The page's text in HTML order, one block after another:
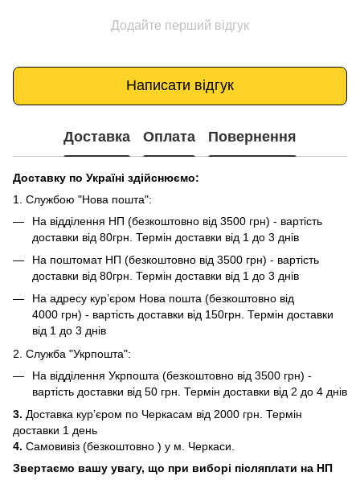
Додайте перший відгук
Написати відгук
Доставка Оплата Повернення
Доставку по Україні здійснюємо:
1. Службою "Нова пошта":
На відділення НП (безкоштовно від 3500 грн) - вартість
доставки від 80грн. Термін доставки від 1 до 3 днів
На поштомат НП (безкоштовно від 3500 грн) - вартість
доставки від 80грн. Термін доставки від 1 до 3 днів
На адресу кур’єром Нова пошта (безкоштовно від
4000 грн) - вартість доставки від 150грн. Термін доставки
від 1 до 3 днів
2. Служба "Укрпошта":
На відділення Укрпошта (безкоштовно від 3500 грн) -
вартість доставки від 50 грн. Термін доставки від 2 до 4 днів
3. Доставка кур’єром по Черкасам від 2000 грн. Термін
доставки 1 день
4. Самовивіз (безкоштовно ) у м. Черкаси.
Звертаємо вашу увагу, що при виборі післяплати на НП